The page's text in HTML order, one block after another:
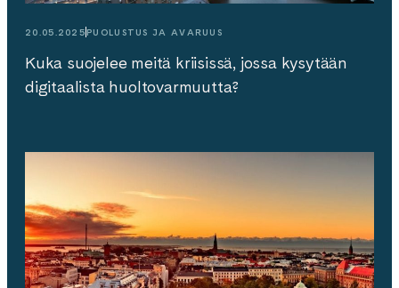
20.05.2025 PUOLUSTUS JA AVARUUS
Kuka suojelee meitä kriisissä, jossa kysytään
digitaalista huoltovarmuutta?